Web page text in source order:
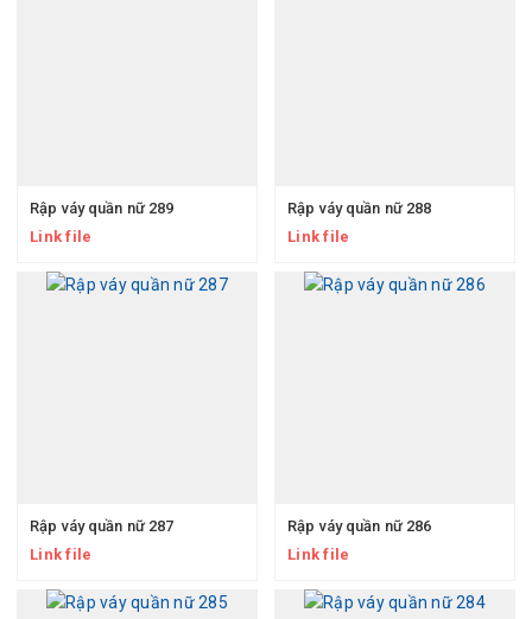
Rập váy quần nữ 289
Link file
Rập váy quần nữ 288
Link file
Rập váy quần nữ 287
Link file
Rập váy quần nữ 286
Link file